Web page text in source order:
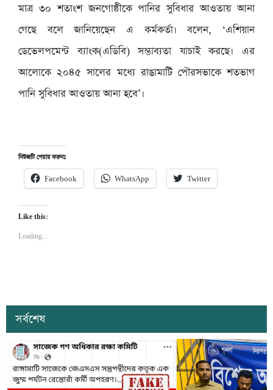
মাত্র ৩০ শতাংশ জনগোষ্ঠীকে পানির সুবিধার আওতায় আনা
গেছে বলে জানিয়েছেন এ কর্মকর্তা। বলেন, ‘এশিয়ান
ডেভেলপমেন্ট ব্যাংক(এডিবি) সম্ভাব্যতা যাচাই করছে। এর
আলোকে ২০৪৫ সালের মধ্যে রাঙামাটি পৌরসভাকে শতভাগ
পানি সুবিধার আওতায় আনা হবে’।
নিউজটি শেয়ার করুনঃ
Facebook WhatsApp Twitter
Like this:
Loading...
সর্বশেষ